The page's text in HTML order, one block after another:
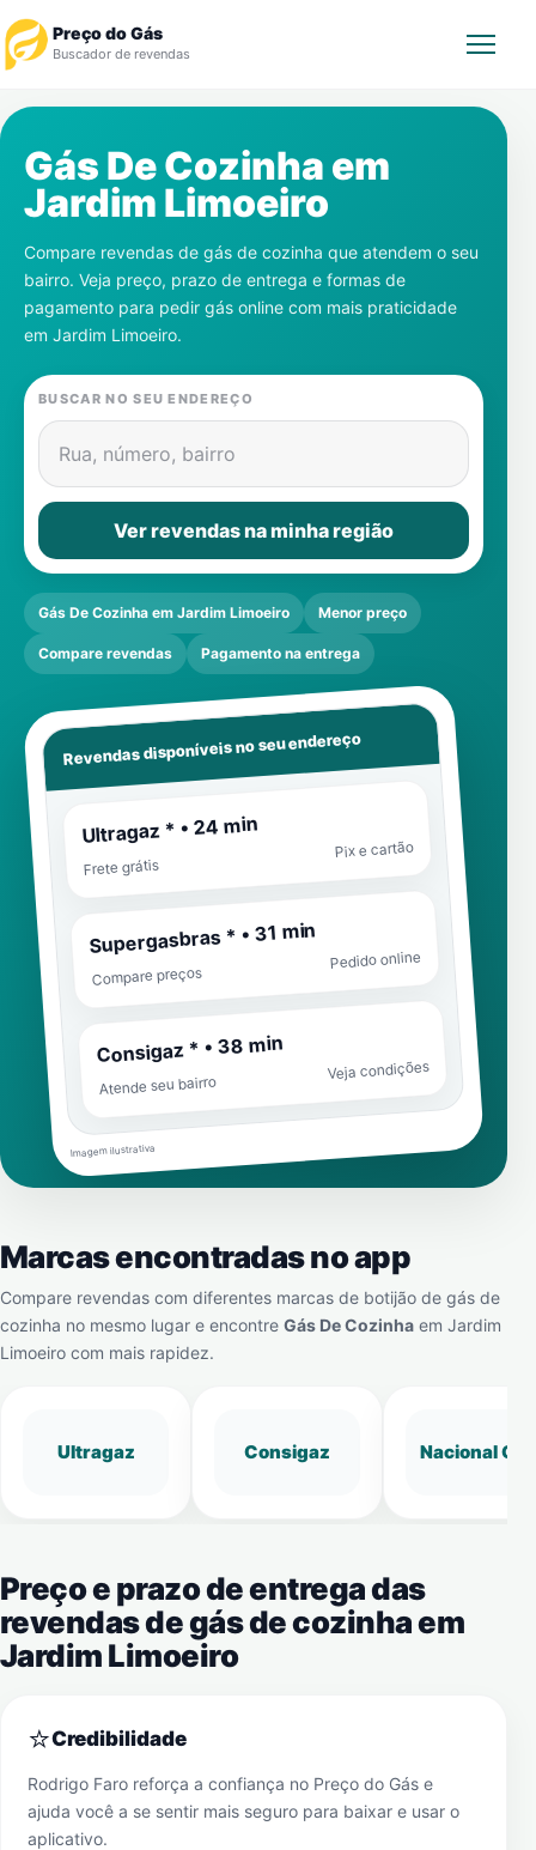
Preço do Gás
Buscador de revendas
Revendedor
Notícias
Cadastre-se
Gás
Contatos
Gás De Cozinha em
Jardim Limoeiro
Compare revendas de gás de cozinha que atendem o seu
bairro. Veja preço, prazo de entrega e formas de
pagamento para pedir gás online com mais praticidade
em Jardim Limoeiro.
BUSCAR NO SEU ENDEREÇO
Rua, número, bairro
Ver revendas na minha região
Gás De Cozinha em Jardim Limoeiro Menor preço
Compare revendas Pagamento na entrega
Revendas disponíveis no seu endereço
Ultragaz * • 24 min
Frete grátis
Pix e cartão
Supergasbras * • 31 min
Compare preços
Pedido online
Consigaz * • 38 min
Atende seu bairro
Veja condições
Imagem ilustrativa
Marcas encontradas no app
Compare revendas com diferentes marcas de botijão de gás de
cozinha no mesmo lugar e encontre Gás De Cozinha em Jardim
Limoeiro com mais rapidez.
Ultragaz Consigaz Nacional Gás
Preço e prazo de entrega das
revendas de gás de cozinha em
Jardim Limoeiro
⭐Credibilidade
Rodrigo Faro reforça a confiança no Preço do Gás e
ajuda você a se sentir mais seguro para baixar e usar o
aplicativo.